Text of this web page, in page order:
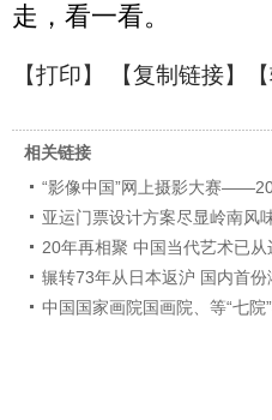
走，看一看。
【打印】 【复制链接】【
相关链接
“影像中国”网上摄影大赛
亚运门票设计方案尽显岭南风
20年再相聚 中国当代艺术已从
辗转73年从日本返沪 国内首
中国国家画院国画院、等“七院